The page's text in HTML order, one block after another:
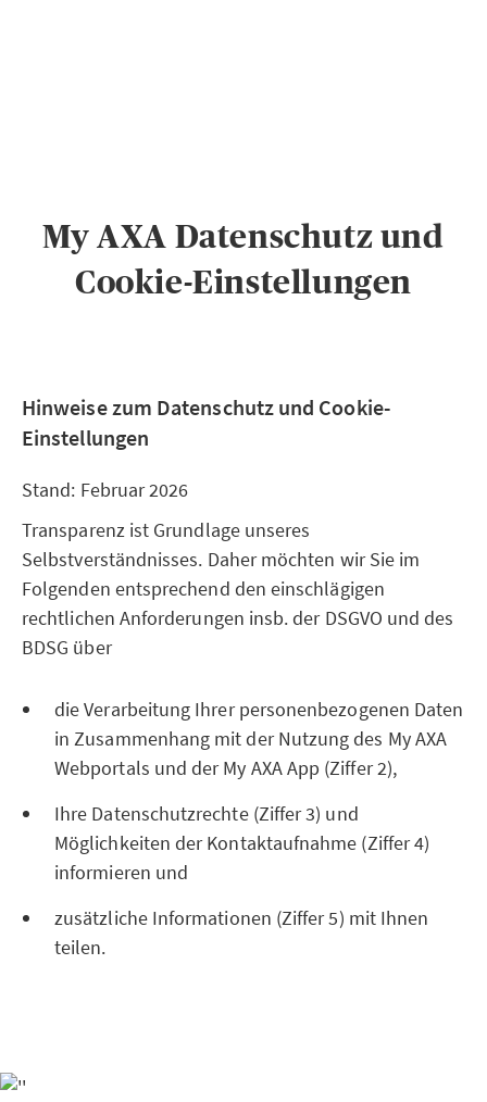
MEDIEN
My AXA Datenschutz und
Cookie-Einstellungen
Hinweise zum Datenschutz und Cookie-
Einstellungen
Stand: Februar 2026
Transparenz ist Grundlage unseres
Selbstverständnisses. Daher möchten wir Sie im
Folgenden entsprechend den einschlägigen
rechtlichen Anforderungen insb. der DSGVO und des
BDSG über
die Verarbeitung Ihrer personenbezogenen Daten
in Zusammenhang mit der Nutzung des My AXA
Webportals und der My AXA App (Ziffer 2),
Ihre Datenschutzrechte (Ziffer 3) und
Möglichkeiten der Kontaktaufnahme (Ziffer 4)
informieren und
zusätzliche Informationen (Ziffer 5) mit Ihnen
teilen.